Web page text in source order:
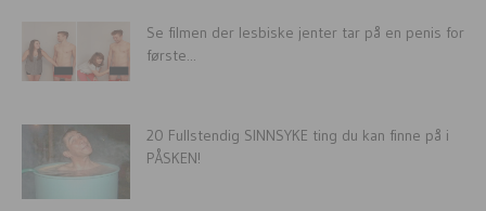
Se filmen der lesbiske jenter tar på en penis for
første...
20 Fullstendig SINNSYKE ting du kan finne på i
PÅSKEN!